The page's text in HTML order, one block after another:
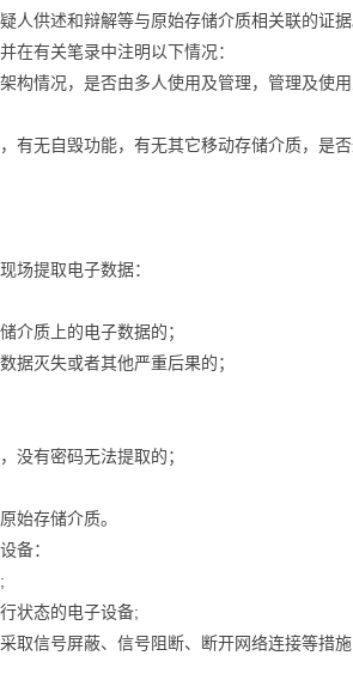
人供述和辩解等与原始存储介质相关联的证据
在有关笔录中注明以下情况：
构情况，是否由多人使用及管理，管理及使用
有无自毁功能，有无其它移动存储介质，是
场提取电子数据：
介质上的电子数据的；
据灭失或者其他严重后果的；
没有密码无法提取的；
始存储介质。
备：
状态的电子设备;
取信号屏蔽、信号阻断、断开网络连接等措施